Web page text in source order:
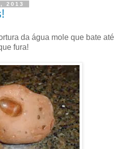
2013
da água mole que bate até
fura!